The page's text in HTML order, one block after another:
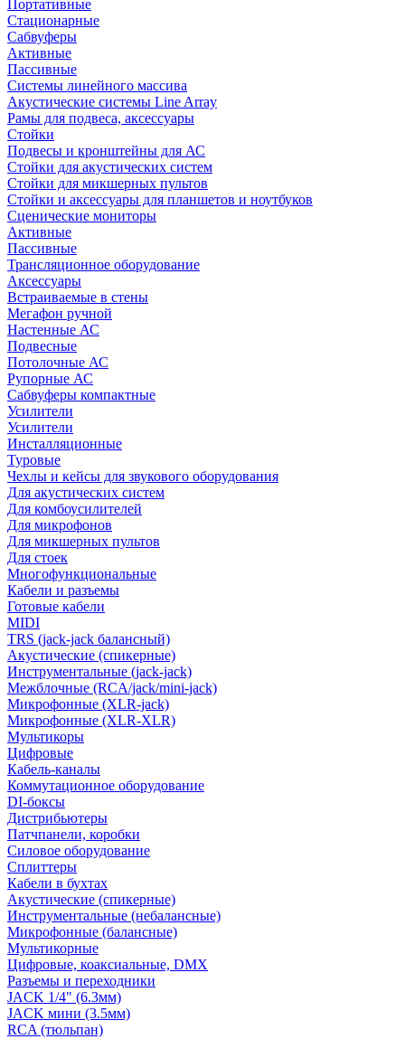
Портативные
Стационарные
Сабвуферы
Активные
Пассивные
Системы линейного массива
Акустические системы Line Array
Рамы для подвеса, аксессуары
Стойки
Подвесы и кронштейны для АС
Стойки для акустических систем
Стойки для микшерных пультов
Стойки и аксессуары для планшетов и ноутбуков
Сценические мониторы
Активные
Пассивные
Трансляционное оборудование
Аксессуары
Встраиваемые в стены
Мегафон ручной
Настенные АС
Подвесные
Потолочные АС
Рупорные АС
Сабвуферы компактные
Усилители
Усилители
Инсталляционные
Туровые
Чехлы и кейсы для звукового оборудования
Для акустических систем
Для комбоусилителей
Для микрофонов
Для микшерных пультов
Для стоек
Многофункциональные
Кабели и разъемы
Готовые кабели
MIDI
TRS (jack-jack балансный)
Акустические (спикерные)
Инструментальные (jack-jack)
Межблочные (RCA/jack/mini-jack)
Микрофонные (XLR-jack)
Микрофонные (XLR-XLR)
Мультикоры
Цифровые
Кабель-каналы
Коммутационное оборудование
DI-боксы
Дистрибьютеры
Патчпанели, коробки
Силовое оборудование
Сплиттеры
Кабели в бухтах
Акустические (спикерные)
Инструментальные (небалансные)
Микрофонные (балансные)
Мультикорные
Цифровые, коаксиальные, DMX
Разъемы и переходники
JACK 1/4" (6.3мм)
JACK мини (3.5мм)
RCA (тюльпан)